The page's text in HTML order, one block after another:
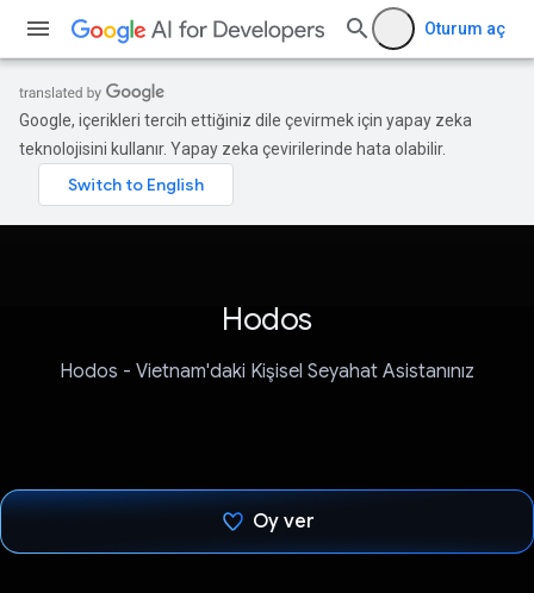
Oturum aç
Google, içerikleri tercih ettiğiniz dile çevirmek için yapay zeka
teknolojisini kullanır. Yapay zeka çevirilerinde hata olabilir.
Hodos
Hodos - Vietnam'daki Kişisel Seyahat Asistanınız
Oy ver